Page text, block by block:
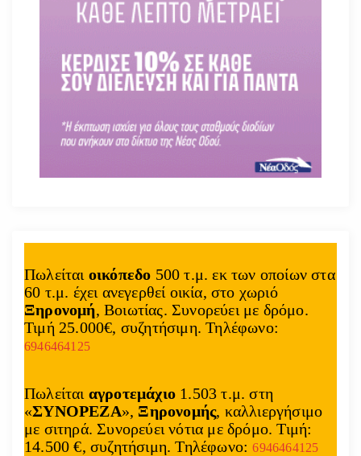
Πωλείται οικόπεδο 500 τ.μ. εκ των οποίων στα
60 τ.μ. έχει ανεγερθεί οικία, στο χωριό
Ξηρονομή, Βοιωτίας. Συνορεύει με δρόμο.
Τιμή 25.000€, συζητήσιμη. Τηλέφωνο:
6946464125
Πωλείται αγροτεμάχιο 1.503 τ.μ. στη
«ΣΥΝΟΡΕΖΑ», Ξηρονομής, καλλιεργήσιμο
με σιτηρά. Συνορεύει νότια με δρόμο. Τιμή:
14.500 €, συζητήσιμη. Τηλέφωνο:6946464125